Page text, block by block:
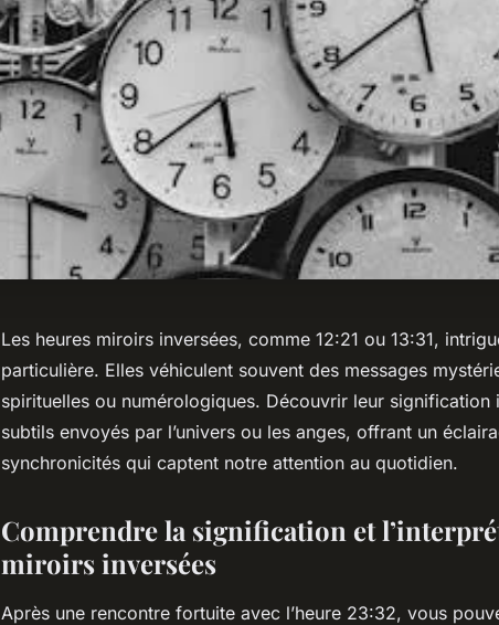
Les heures miroirs inversées, comme 12:21 ou 13:31,
particulière. Elles véhiculent souvent des messages
spirituelles ou numérologiques. Découvrir leur signification
subtils envoyés par l’univers ou les anges, offrant un
synchronicités qui captent notre attention au quotidien.
Comprendre la signification et
miroirs inversées
Après une rencontre fortuite avec l’heure 23:32, vous